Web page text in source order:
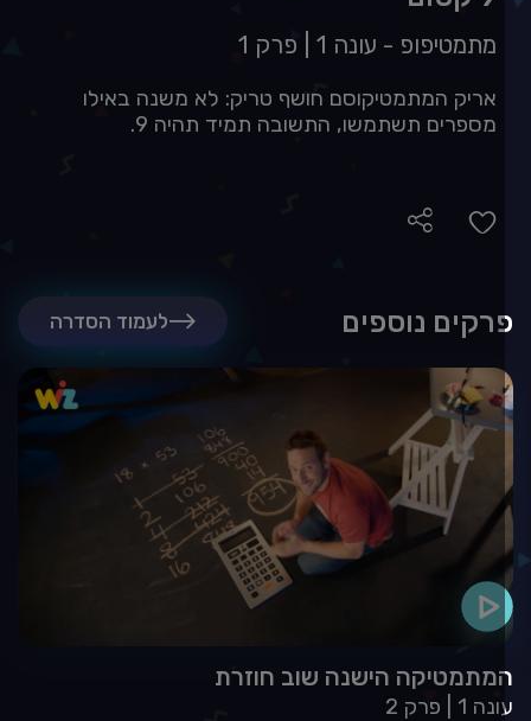
פרק 1| מתמטיפופ - עונה 1
אריק המתמטיקוסם חושף טריק: לא משנה באילו
מספרים תשתמשו, התשובה תמיד תהיה 9.
נוספים לעמוד הסדרה
הישנה שוב חוזרת
פרק 2 1